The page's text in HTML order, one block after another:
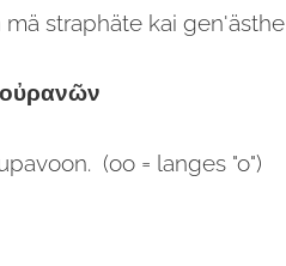
straphäte kai
οὐρανῶν
(oo = langes "o")